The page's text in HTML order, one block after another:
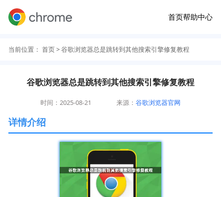
首页帮助中心
当前位置： 首页> 谷歌浏览器总是跳转到其他搜索引擎修复教程
谷歌浏览器总是跳转到其他搜索引擎修复教程
时间：2025-08-21 来源：谷歌浏览器官网
详情介绍